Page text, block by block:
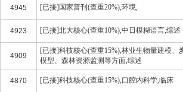
4945 [已接]国家普刊(查重20%),环境,
4923 [已接]北大核心(查重10%),中日模糊语言,综述
4909
[已接]科技核心(查重15%),林业生物量建模、
模型、森林资源监测等方面,综述
4870 [已接]科技核心(查重15%),口腔内科学,临床